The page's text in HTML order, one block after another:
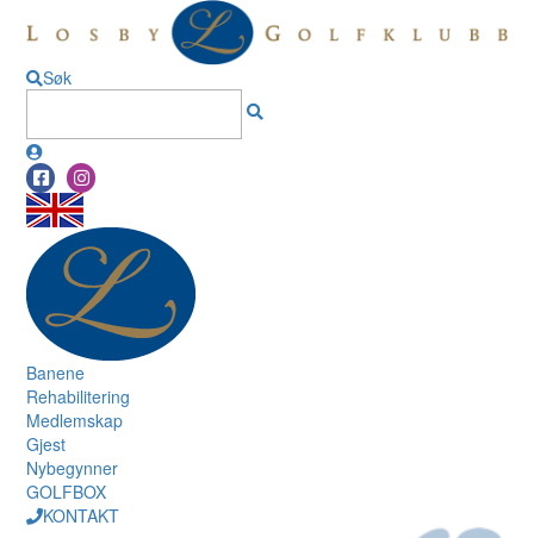
Søk
Banene
Rehabilitering
Medlemskap
Gjest
Nybegynner
GOLFBOX
KONTAKT